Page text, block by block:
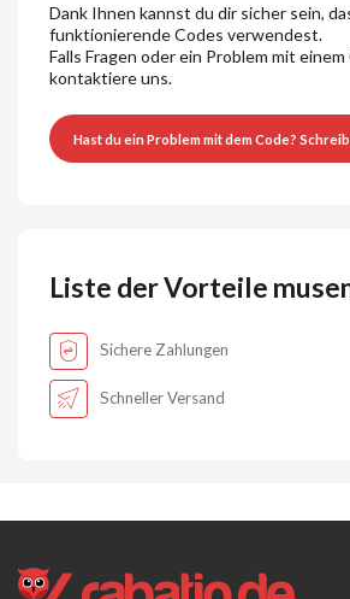
Dank Ihnen kannst du dir sicher sein,
funktionierende Codes verwendest.
Falls Fragen oder ein Problem mit
kontaktiere uns.
Hast du ein Problem mit dem Code?
Liste der Vorteile
Sichere Zahlungen
Schneller Versand